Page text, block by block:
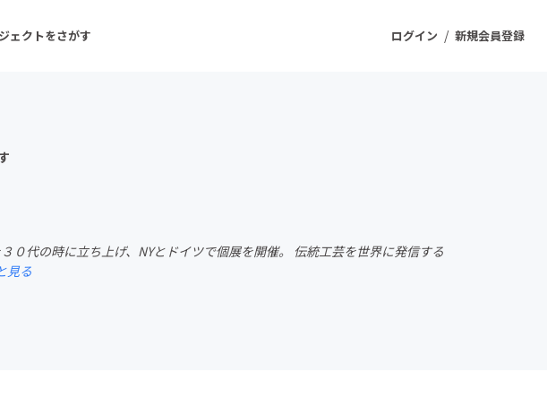
ログイン / 新規会員登録
ェクトをさがす
フード・飲食店
ファッション
０代の時に立ち上げ、NYとドイツで個展を開催。 伝統工芸を世界に発信する
見る